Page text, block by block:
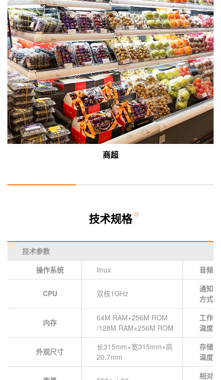
商超
技术规格
技术参数
操作系统
linux 音频
CPU 双核1GHz
通知
方式
内存
64M RAM+256M ROM
/128M RAM+256M ROM
工作
温度
外观尺寸
长315mm×宽315mm×高
20.7mm
存储
温度
相对